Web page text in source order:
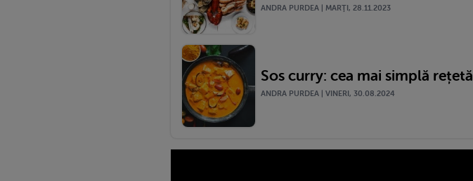
ANDRA PURDEA | MARŢI, 28.11.2023
Sos curry: cea mai simplă rețetă
ANDRA PURDEA | VINERI, 30.08.2024